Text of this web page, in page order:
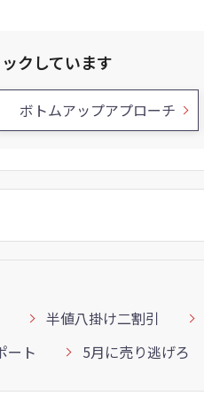
クしています
ボトムアップアプローチ
半値八掛け二割引
ート 5月に売り逃げろ